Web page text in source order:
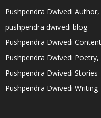
Pushpendra Dwivedi Author,
pushpendra dwivedi blog
Pushpendra Dwivedi
Pushpendra Dwivedi Poetry,
Pushpendra Dwivedi Stories
Pushpendra Dwivedi Writing